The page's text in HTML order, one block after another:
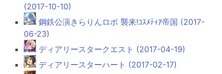
(2017-10-10)
鋼鉄公演きらりんロボ 襲来!ｺｽﾒﾃｨｱ帝国 (2017-
06-23)
ディアリースタークエスト (2017-04-19)
ディアリースターハート (2017-02-17)